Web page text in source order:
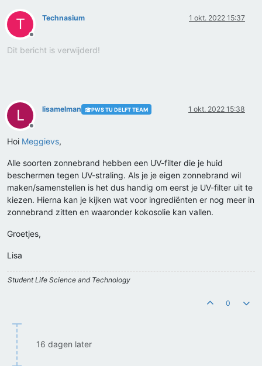
T
Offline
Technasium 1 okt. 2022 15:37
Dit bericht is verwijderd!
L
Offline
lisamelman PWS TU DELFT TEAM 1 okt. 2022 15:38
Hoi Meggievs,
Alle soorten zonnebrand hebben een UV-filter die je huid
beschermen tegen UV-straling. Als je je eigen zonnebrand wil
maken/samenstellen is het dus handig om eerst je UV-filter uit te
kiezen. Hierna kan je kijken wat voor ingrediënten er nog meer in
zonnebrand zitten en waaronder kokosolie kan vallen.
Groetjes,
Lisa
Student Life Science and Technology
0
16 dagen later